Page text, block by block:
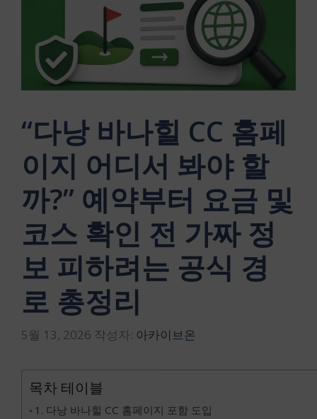
“다낭 바나힐 CC 홈페
이지 어디서 봐야 할
까?” 예약부터 요금 및
코스 확인 전 가짜 정
보 피하려는 공식 경
로 총정리
5월 13, 2026 작성자: 아카이브온
목차 테이블
1. 다낭 바나힐 CC 홈페이지 포함 도입